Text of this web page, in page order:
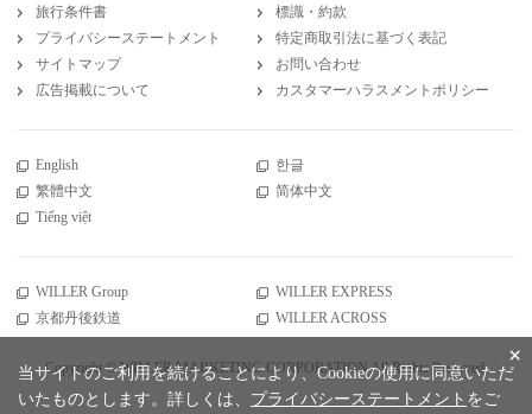
旅行条件書
標識・約款
プライバシーステートメント
特定商取引法に基づく表記
サイトマップ
お問い合わせ
広告掲載について
カスタマーハラスメントポリシー
English
한글
繁體中文
简体中文
Tiếng việt
WILLER Group
WILLER EXPRESS
京都丹後鉄道
WILLER ACROSS
Copyright © WILLER MARKETING CORPORATION All Rights Reserved.
×
当サイトのご利用を続けることにより、Cookieの使用に同意いただ
いたものとします。詳しくは、 プライバシーステートメント をご